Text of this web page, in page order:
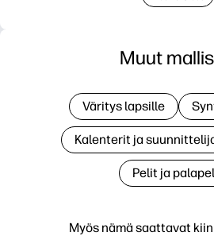
Myös nämä saattavat
Muut
Väritys lapsille
Kalenterit ja
Pelit ja